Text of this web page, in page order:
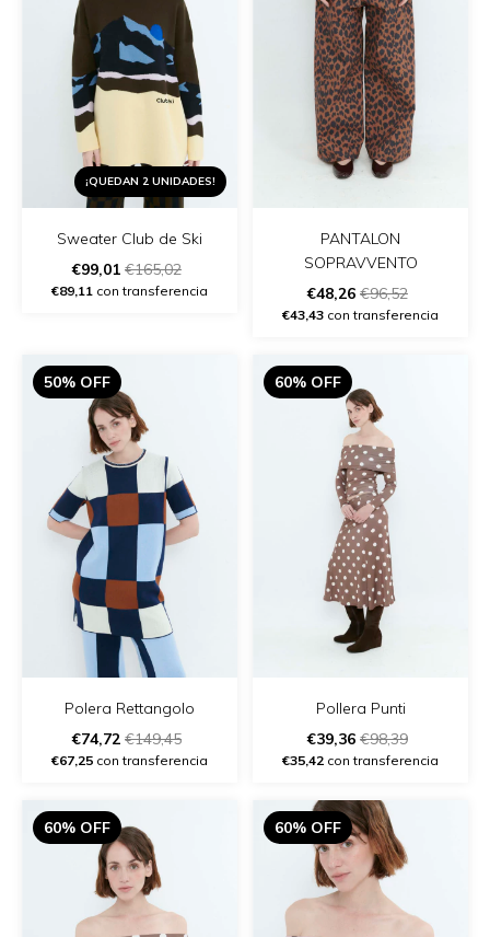
¡QUEDAN 2 UNIDADES!
Sweater Club de Ski
€99,01 €165,02
€89,11 con transferencia
PANTALON
SOPRAVVENTO
€48,26 €96,52
€43,43 con transferencia
50% OFF
Polera Rettangolo
€74,72 €149,45
€67,25 con transferencia
60% OFF
Pollera Punti
€39,36 €98,39
€35,42 con transferencia
60% OFF 60% OFF